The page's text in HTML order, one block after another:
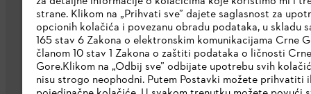
Politika privatnosti Pravni osnovi
strane. Klikom na „Prihvati sve” dajete saglasnost za
opcionih kolačića i povezanu obradu podataka, u skladu
165 stav 6 Zakona o elektronskim komunikacijama Crne
članom 10 stav 1 Zakona o zaštiti podataka o ličnosti Crne
Gore.Klikom na „Odbij sve” odbijate upotrebu svih
nisu strogo neophodni. Putem Postavki možete prihvatiti